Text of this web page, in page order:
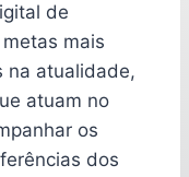
de
mais
na atualidade,
atuam no
os
dos